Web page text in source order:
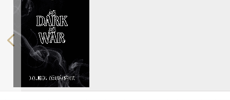
Previous